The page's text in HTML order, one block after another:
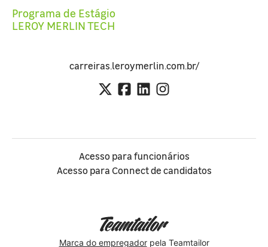
Programa de Estágio
LEROY MERLIN TECH
carreiras.leroymerlin.com.br/
Acesso para funcionários
Acesso para Connect de candidatos
Marca do empregadorpela Teamtailor